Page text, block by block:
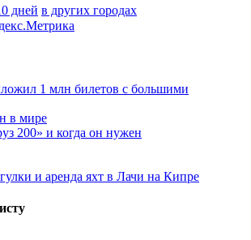
дней в других городах
1 млн билетов с большими
в мире
200» и когда он нужен
и аренда яхт в Лачи на Кипре